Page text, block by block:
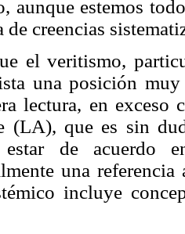
aunque estemos
de creencias
el veritismo,
una posición
lectura, en exceso
(LA), que es sin
estar de acuerdo
una
incluye